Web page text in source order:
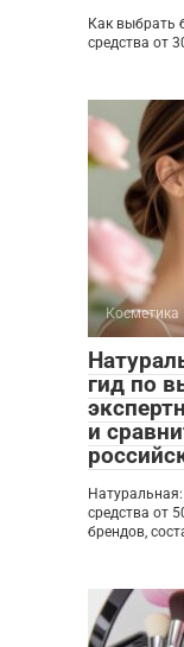
Как выбрать
средства от
Косметика
гид по
и
средства от
брендов,